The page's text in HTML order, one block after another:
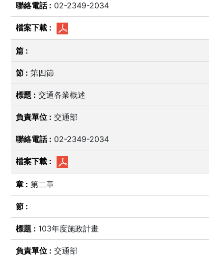
02-2349-2034
第四節
交通各業概述
交通部
02-2349-2034
第二章
103年度施政計畫
交通部